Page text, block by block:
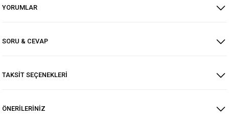
YORUMLAR
SORU & CEVAP
TAKSİT SEÇENEKLERİ
ÖNERİLERİNİZ